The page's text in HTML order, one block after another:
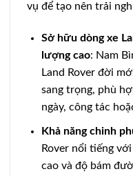
vụ để tạo nên trải
Sở hữu dòng xe
lượng cao: Nam
Land Rover đời
sang trọng, phù
ngày, công tác
Khả năng chinh
Rover nổi tiếng
cao và độ bám